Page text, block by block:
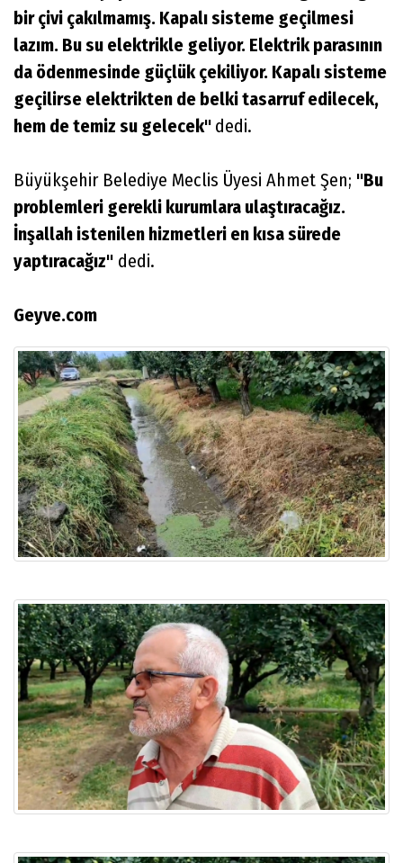
bir çivi çakılmamış. Kapalı sisteme geçilmesi
lazım. Bu su elektrikle geliyor. Elektrik parasının
da ödenmesinde güçlük çekiliyor. Kapalı sisteme
geçilirse elektrikten de belki tasarruf edilecek,
hem de temiz su gelecek" dedi.
Büyükşehir Belediye Meclis Üyesi Ahmet Şen; "Bu
problemleri gerekli kurumlara ulaştıracağız.
İnşallah istenilen hizmetleri en kısa sürede
yaptıracağız" dedi.
Geyve.com